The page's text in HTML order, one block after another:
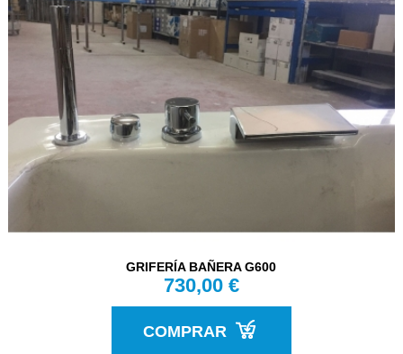
GRIFERÍA BAÑERA G600
730,00 €
COMPRAR